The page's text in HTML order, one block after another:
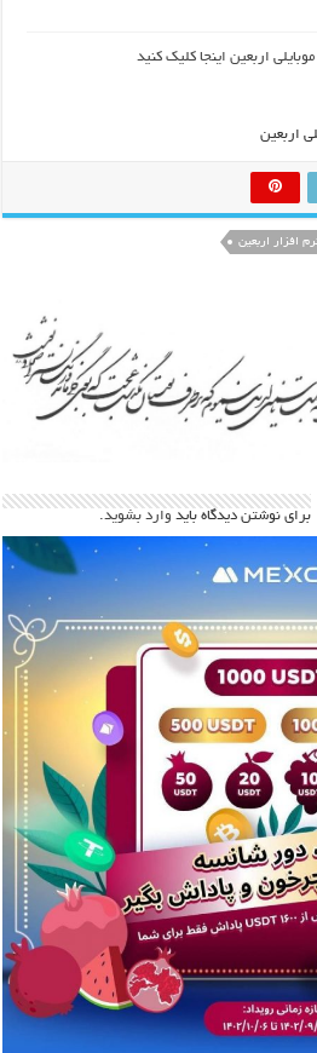
اربعین اینجا کلیک کنید
اربعین
افزار اربعین
برای نوشتن دیدگاه باید وارد بشوید.